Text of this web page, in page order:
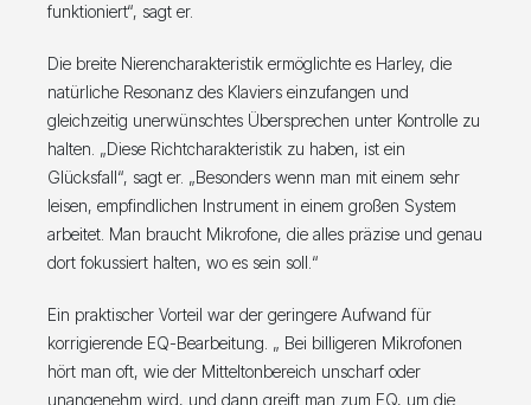
funktioniert“, sagt er.
Die breite Nierencharakteristik ermöglichte es Harley, die
natürliche Resonanz des Klaviers einzufangen und
gleichzeitig unerwünschtes Übersprechen unter Kontrolle zu
halten. „Diese Richtcharakteristik zu haben, ist ein
Glücksfall“, sagt er. „Besonders wenn man mit einem sehr
leisen, empfindlichen Instrument in einem großen System
arbeitet. Man braucht Mikrofone, die alles präzise und genau
dort fokussiert halten, wo es sein soll.“
Ein praktischer Vorteil war der geringere Aufwand für
korrigierende EQ-Bearbeitung. „ Bei billigeren Mikrofonen
hört man oft, wie der Mitteltonbereich unscharf oder
unangenehm wird, und dann greift man zum EQ, um die